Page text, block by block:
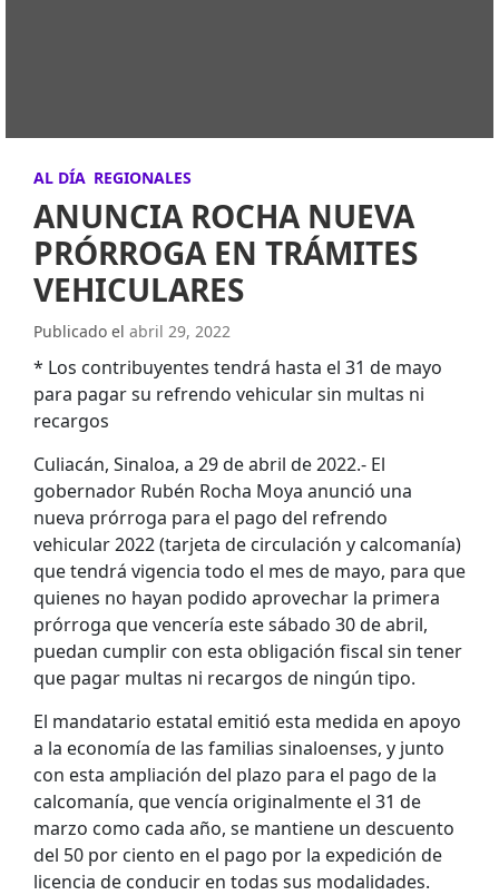
AL DÍA REGIONALES
ANUNCIA ROCHA NUEVA
PRÓRROGA EN TRÁMITES
VEHICULARES
Publicado el abril 29, 2022
* Los contribuyentes tendrá hasta el 31 de mayo
para pagar su refrendo vehicular sin multas ni
recargos
Culiacán, Sinaloa, a 29 de abril de 2022.- El
gobernador Rubén Rocha Moya anunció una
nueva prórroga para el pago del refrendo
vehicular 2022 (tarjeta de circulación y calcomanía)
que tendrá vigencia todo el mes de mayo, para que
quienes no hayan podido aprovechar la primera
prórroga que vencería este sábado 30 de abril,
puedan cumplir con esta obligación fiscal sin tener
que pagar multas ni recargos de ningún tipo.
El mandatario estatal emitió esta medida en apoyo
a la economía de las familias sinaloenses, y junto
con esta ampliación del plazo para el pago de la
calcomanía, que vencía originalmente el 31 de
marzo como cada año, se mantiene un descuento
del 50 por ciento en el pago por la expedición de
licencia de conducir en todas sus modalidades.